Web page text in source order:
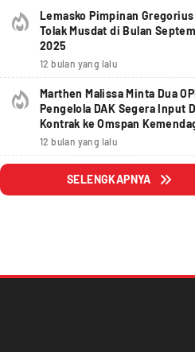
Lemasko Pimpinan Gregorius
Tolak Musdat di Bulan
2025
12 bulan yang lalu
Marthen Malissa Minta Dua
Pengelola DAK Segera Input
Kontrak ke Omspan
Lewat Tanggal 29 Agustus
Hangus
12 bulan yang lalu
SELENGKAPNYA